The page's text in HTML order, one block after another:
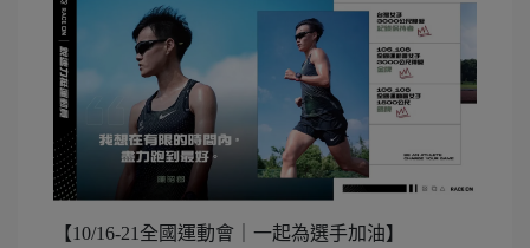
【10/16-21全國運動會｜一起為選手加油】